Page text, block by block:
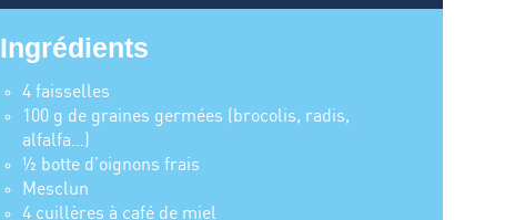
Ingrédients
4 faisselles
100 g de graines germées (brocolis, radis,
alfalfa…)
½ botte d’oignons frais
Mesclun
4 cuillères à café de miel